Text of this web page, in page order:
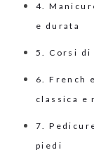
4.
e durata
5. Corsi di
6. French
classica e
7.
piedi